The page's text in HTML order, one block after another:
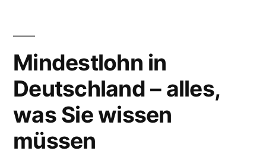
Mindestlohn in
Deutschland – alles,
was Sie wissen
müssen